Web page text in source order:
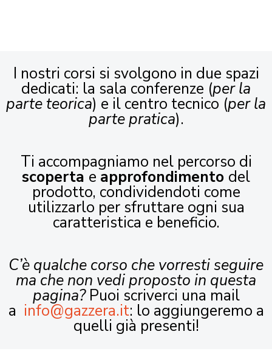
I nostri corsi si svolgono in due spazi
dedicati: la sala conferenze (per la
parte teorica) e il centro tecnico (per la
parte pratica).
Ti accompagniamo nel percorso di
scoperta e approfondimento del
prodotto, condividendoti come
utilizzarlo per sfruttare ogni sua
caratteristica e beneficio.
C’è qualche corso che vorresti seguire
ma che non vedi proposto in questa
pagina?Puoi scriverci una mail
a info@gazzera.it: lo aggiungeremo a
quelli già presenti!